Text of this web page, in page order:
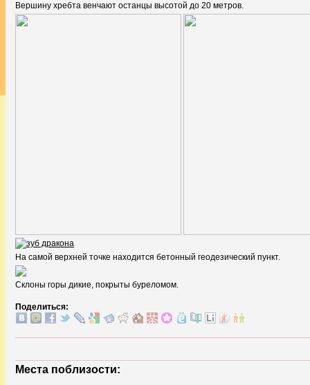
Вершину хребта венчают останцы высотой до 20 метров.
На самой верхней точке находится бетонный геодезический пункт.
Склоны горы дикие, покрыты буреломом.
Поделиться:
Места поблизости: